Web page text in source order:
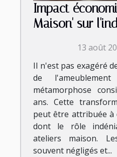
Impact
Maison' sur
13 août
Il n'est pas exagéré
de
métamorphose
ans. Cette
peut être attribuée à
dont le rôle
ateliers maison.
souvent négligés et...